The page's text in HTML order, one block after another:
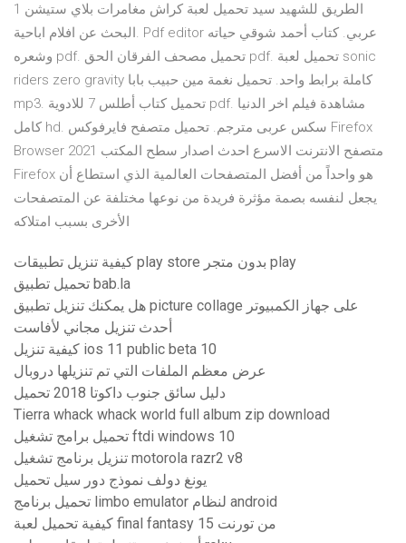
الطريق للشهيد سيد تحميل لعبة كراش مغامرات بلاي ستيشن 1
البحث عن افلام اباحية. Pdf editor عربي. كتاب أحمد شوقي حياته
وشعره pdf. تحميل مصحف الفرقان الحق pdf. تحميل لعبة sonic
riders zero gravity كاملة برابط واحد. تحميل نغمة مين حبيب بابا
mp3. تحميل كتاب أطلس 7 للادوية pdf. مشاهدة فيلم اخر الدنيا
كامل hd. سکس عربی مترجم. تحميل متصفح فايرفوكس Firefox
Browser 2021 متصفح الانترنت الاسرع احدث اصدار سطح المكتب
Firefox هو واحداً من أفضل المتصفحات العالمية الذي استطاع أن
يجعل لنفسه بصمة مؤثرة فريدة من نوعها مختلفة عن المتصفحات
الأخرى بسبب امتلاكه
كيفية تنزيل تطبيقات play store بدون متجر play
تحميل تطبيق bab.la
هل يمكنك تنزيل تطبيق picture collage على جهاز الكمبيوتر
أحدث تنزيل مجاني لأفاست
كيفية تنزيل ios 11 public beta 10
عرض معظم الملفات التي تم تنزيلها دروبال
دليل سائق جنوب داكوتا 2018 تحميل
Tierra whack whack world full album zip download
تحميل برامج تشغيل ftdi windows 10
تنزيل برنامج تشغيل motorola razr2 v8
يونغ دولف نموذج دور سيل تحميل
تحميل برنامج limbo emulator لنظام android
كيفية تحميل لعبة final fantasy 15 من تورنت